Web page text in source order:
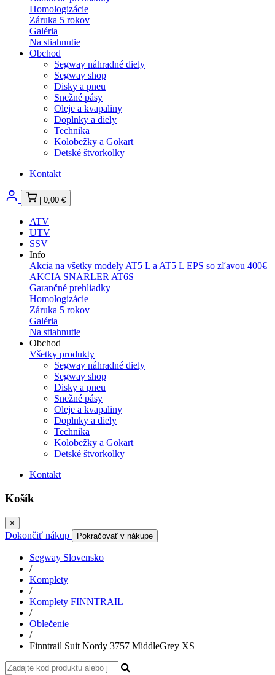
Homologizácie
Záruka 5 rokov
Galéria
Na stiahnutie
Obchod
Segway náhradné diely
Segway shop
Disky a pneu
Snežné pásy
Oleje a kvapaliny
Doplnky a diely
Technika
Kolobežky a Gokart
Detské štvorkolky
Kontakt
0,00 €
ATV
UTV
SSV
Info
Akcia na všetky modely AT5 L a AT5 L EPS so zľavou 400€
AKCIA SNARLER AT6S
Garančné prehliadky
Homologizácie
Záruka 5 rokov
Galéria
Na stiahnutie
Obchod
Všetky produkty
Segway náhradné diely
Segway shop
Disky a pneu
Snežné pásy
Oleje a kvapaliny
Doplnky a diely
Technika
Kolobežky a Gokart
Detské štvorkolky
Kontakt
Košík
×
Dokončiť nákup Pokračovať v nákupe
Segway Slovensko
/
Komplety
/
Komplety FINNTRAIL
/
Oblečenie
/
Finntrail Suit Nordy 3757 MiddleGrey XS